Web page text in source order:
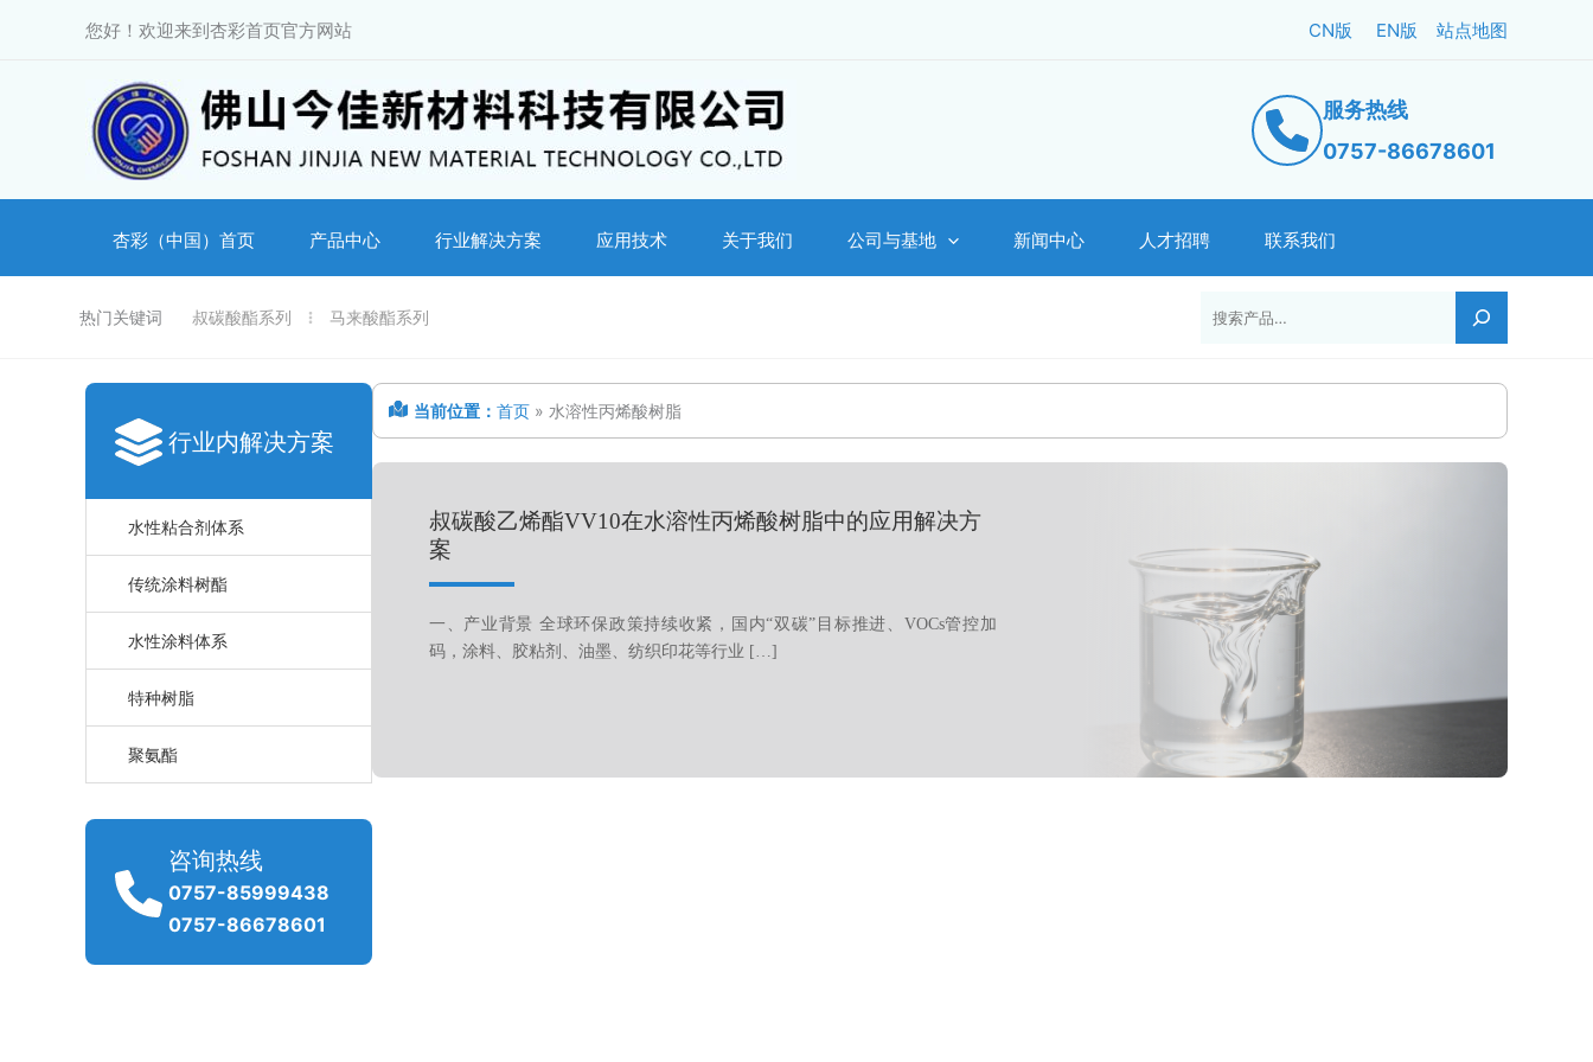
您好！欢迎来到杏彩首页官方网站 CN版 EN版 站点地图
服务热线
0757-86678601
杏彩（中国）首页 产品中心 行业解决方案 应用技术 关于我们 公司与基地 新闻中心 人才招聘 联系我们
热门关键词 叔碳酸酯系列 马来酸酯系列 搜索
行业内解决方案
水性粘合剂体系
传统涂料树酯
水性涂料体系
特种树脂
聚氨酯
咨询热线
0757-85999438
0757-86678601
当前位置： 首页 » 水溶性丙烯酸树脂
叔碳酸乙烯酯VV10在水溶性丙烯酸树脂中的应用解决方
案
一、产业背景 全球环保政策持续收紧，国内“双碳”目标推进、VOCs管控加
码，涂料、胶粘剂、油墨、纺织印花等行业 […]